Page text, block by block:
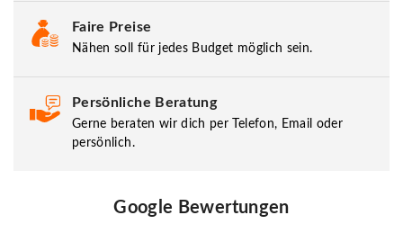
Faire Preise
Nähen soll für jedes Budget möglich sein.
Persönliche Beratung
Gerne beraten wir dich per Telefon, Email oder
persönlich.
Google Bewertungen